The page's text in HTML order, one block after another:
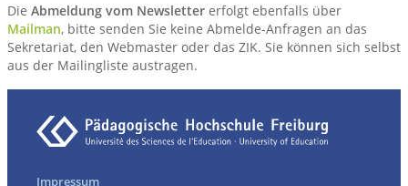
Die Abmeldung vom Newsletter erfolgt ebenfalls über
Mailman, bitte senden Sie keine Abmelde-Anfragen an das
Sekretariat, den Webmaster oder das ZIK. Sie können sich selbst
aus der Mailingliste austragen.
Impressum